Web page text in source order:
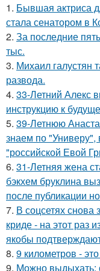
1. Бывшая актриса
стала сенатором в
2. За последние
тыс.
3. Михаил галустян
развода.
4. 33-Летний Алекс
инструкцию к
5. 39-Летнюю
знаем по
"российской Евой
6. 31-Летняя жена
бэкхем бруклина
после публикации
7. В соцсетях снова
криде - на этот раз
якобы
8. 9 километров -
9. Можно выдыхать: